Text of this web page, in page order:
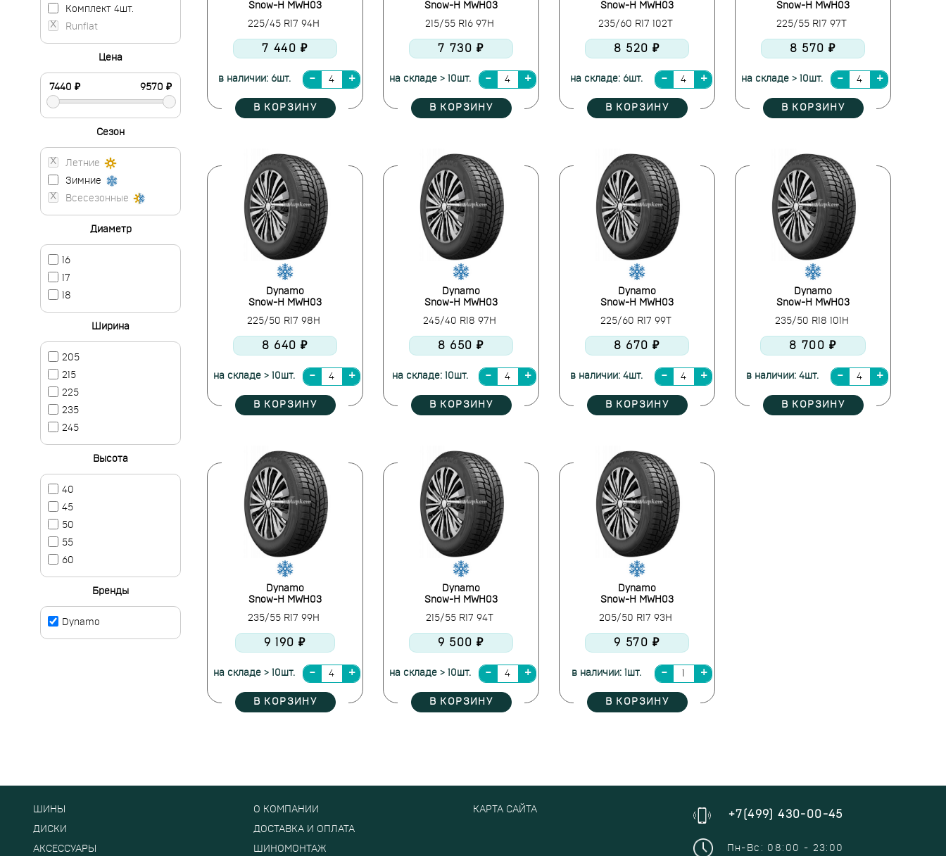
Snow-H MWH03
225/45 R17 94H
7 440 ₽
в наличии: 6шт.
В КОРЗИНУ
Snow-H MWH03
215/55 R16 97H
7 730 ₽
на складе > 10шт.
В КОРЗИНУ
Snow-H MWH03
235/60 R17 102T
8 520 ₽
на складе: 6шт.
В КОРЗИНУ
Snow-H MWH03
225/55 R17 97T
8 570 ₽
на складе > 10шт.
В КОРЗИНУ
Dynamo
Snow-H MWH03
225/50 R17 98H
8 640 ₽
на складе > 10шт.
В КОРЗИНУ
Dynamo
Snow-H MWH03
245/40 R18 97H
8 650 ₽
на складе: 10шт.
В КОРЗИНУ
Dynamo
Snow-H MWH03
225/60 R17 99T
8 670 ₽
в наличии: 4шт.
В КОРЗИНУ
Dynamo
Snow-H MWH03
235/50 R18 101H
8 700 ₽
в наличии: 4шт.
В КОРЗИНУ
Dynamo
Snow-H MWH03
235/55 R17 99H
9 190 ₽
на складе > 10шт.
В КОРЗИНУ
Dynamo
Snow-H MWH03
215/55 R17 94T
9 500 ₽
на складе > 10шт.
В КОРЗИНУ
Dynamo
Snow-H MWH03
205/50 R17 93H
9 570 ₽
в наличии: 1шт.
В КОРЗИНУ
Комплект 4шт.
Runflat
Цена
Сезон
Летние
Зимние
Всесезонные
Диаметр
16
17
18
Ширина
205
215
225
235
245
Высота
40
45
50
55
60
Бренды
Dynamo
ШИНЫ
ДИСКИ
АКСЕССУАРЫ
О КОМПАНИИ
ДОСТАВКА И ОПЛАТА
ШИНОМОНТАЖ
КАРТА САЙТА +7(499) 430-00-45
Пн-Вс: 08:00 - 23:00